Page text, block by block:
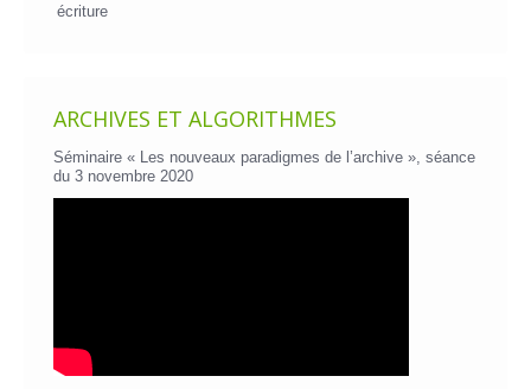
écriture
ARCHIVES ET ALGORITHMES
Séminaire « Les nouveaux paradigmes de l’archive », séance
du 3 novembre 2020